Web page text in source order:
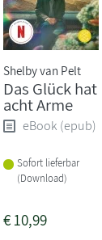
Shelby van Pelt
Das Glück hat
acht Arme
eBook (epub)
Sofort lieferbar
(Download)
€10,99